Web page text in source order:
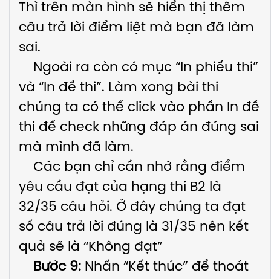
Thì trên màn hình sẽ hiển thị thêm
câu trả lời điểm liệt mà bạn đã làm
sai.
Ngoài ra còn có mục “In phiếu thi”
và “In đề thi”. Làm xong bài thi
chúng ta có thể click vào phần In đề
thi để check những đáp án đúng sai
mà mình đã làm.
Các bạn chỉ cần nhớ rằng điểm
yêu cầu đạt của hạng thi B2 là
32/35 câu hỏi. Ở đây chúng ta đạt
số câu trả lời đúng là 31/35 nên kết
quả sẽ là “Không đạt”
Bước 9: Nhấn “Kết thúc” để thoát